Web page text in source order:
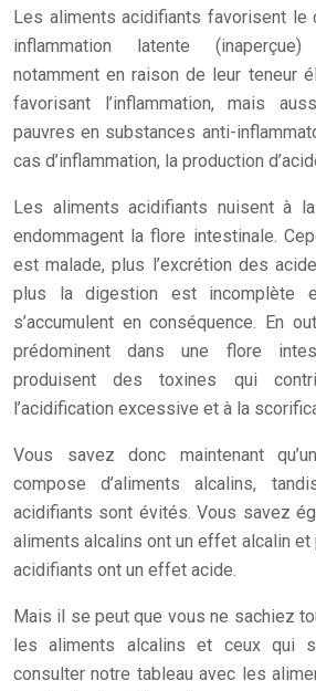
Les aliments acidifiants favorisent le
inflammation latente (inaperçue)
notamment en raison de leur teneur
favorisant l’inflammation, mais
pauvres en substances anti-
cas d’inflammation, la production
Les aliments acidifiants nuisent à
endommagent la flore intestinale.
est malade, plus l’excrétion des
plus la digestion est incomplète
s’accumulent en conséquence. En
prédominent dans une flore
produisent des toxines qui
l’acidification excessive et à la
Vous savez donc maintenant
compose d’aliments alcalins,
acidifiants sont évités. Vous savez
aliments alcalins ont un effet alcalin
acidifiants ont un effet acide.
Mais il se peut que vous ne sachiez
les aliments alcalins et ceux qui
consulter notre tableau avec les